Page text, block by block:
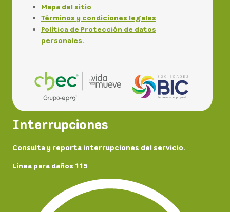
Mapa del sitio
Términos y condiciones legales
Política de Protección de datos
personales.
Interrupciones
Consulta y reporta interrupciones del servicio.
Línea para daños 115